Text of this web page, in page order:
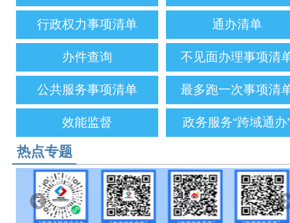
效能监督 政务服务“跨域通办”
热点专题
阿合奇县涉企行政检查公示专栏
国务院“互联网+督查”
@国务院 我来说
稳经济一揽子政策措施和接续政策
新疆维吾尔自治区“互联网+督查”